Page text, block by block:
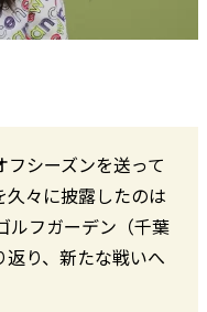
フシーズンを送って
久々に披露したのは
ルフガーデン（千葉
り、新たな戦いへ